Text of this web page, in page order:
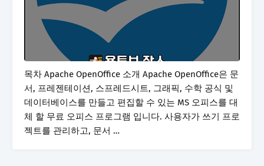
목차 Apache OpenOffice 소개 Apache OpenOffice은 문
서, 프레젠테이션, 스프레드시트, 그래픽, 수학 공식 및
데이터베이스를 만들고 편집할 수 있는 MS 오피스를 대
체 할 무료 오피스 프로그램 입니다. 사용자가 쓰기 프로
젝트를 관리하고, 문서 …